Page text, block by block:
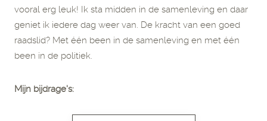
vooral erg leuk! Ik sta midden in de samenleving en daar
geniet ik iedere dag weer van. De kracht van een goed
raadslid? Met één been in de samenleving en met één
been in de politiek.
Mijn bijdrage's: